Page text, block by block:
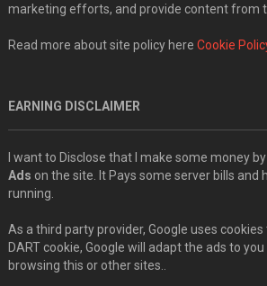
marketing efforts, and provide content from
Read more about site policy here Cookie
EARNING DISCLAIMER
I want to Disclose that I make some money
Ads on the site. It Pays some server bills and
running.
As a third party provider, Google uses
DART cookie, Google will adapt the ads to
browsing this or other sites..